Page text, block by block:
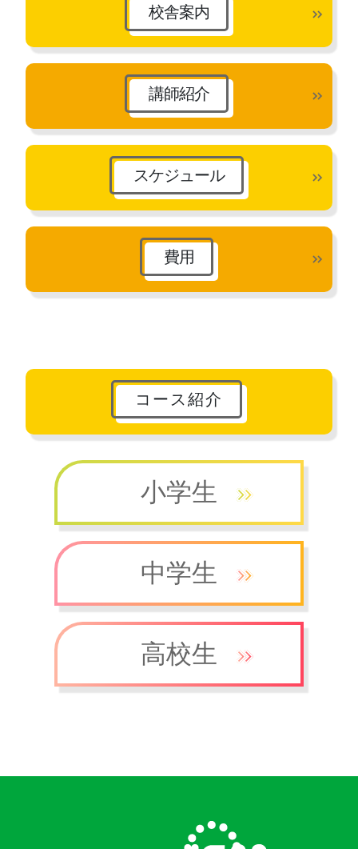
校舎案内
講師紹介
スケジュール
費用
コース紹介
小学生
中学生
高校生